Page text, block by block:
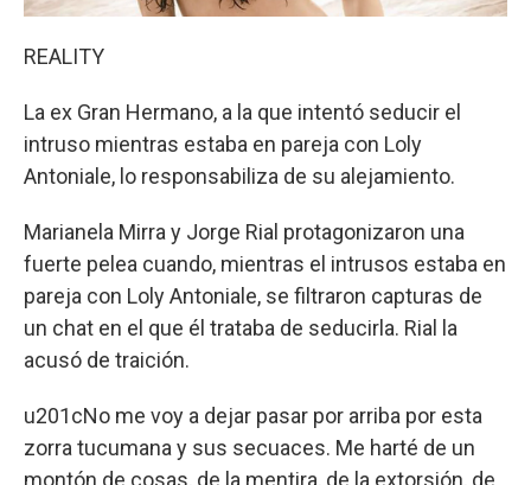
REALITY
La ex Gran Hermano, a la que intentó seducir el
intruso mientras estaba en pareja con Loly
Antoniale, lo responsabiliza de su alejamiento.
Marianela Mirra y Jorge Rial protagonizaron una
fuerte pelea cuando, mientras el intrusos estaba en
pareja con Loly Antoniale, se filtraron capturas de
un chat en el que él trataba de seducirla. Rial la
acusó de traición.
u201cNo me voy a dejar pasar por arriba por esta
zorra tucumana y sus secuaces. Me harté de un
montón de cosas, de la mentira, de la extorsión, de